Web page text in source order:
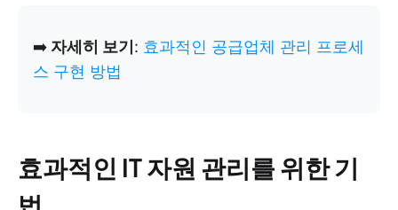
➡️ 자세히 보기 : 효과적인 공급업체 관리 프로세
스 구현 방법
효과적인 IT 자원 관리를 위한 기